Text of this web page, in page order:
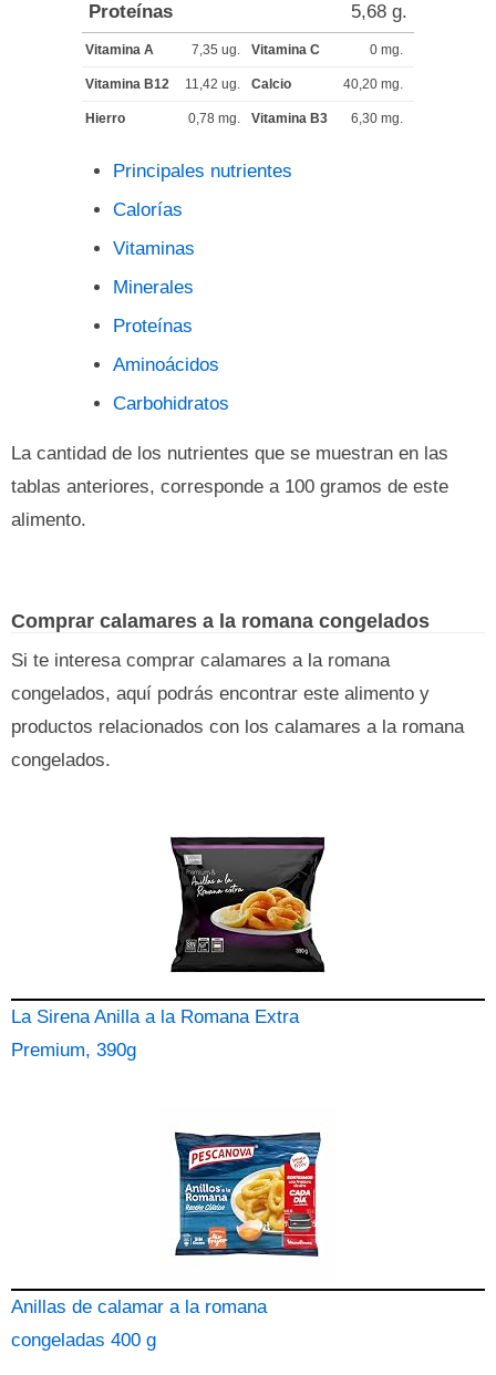
Proteínas
5,68 g.
Vitamina A 7,35 ug. Vitamina C 0 mg.
Vitamina B12 11,42 ug. Calcio 40,20 mg.
Hierro 0,78 mg. Vitamina B3 6,30 mg.
Principales nutrientes
Calorías
Vitaminas
Minerales
Proteínas
Aminoácidos
Carbohidratos
La cantidad de los nutrientes que se muestran en las
tablas anteriores, corresponde a 100 gramos de este
alimento.
Comprar calamares a la romana congelados
Si te interesa comprar calamares a la romana
congelados, aquí podrás encontrar este alimento y
productos relacionados con los calamares a la romana
congelados.
La Sirena Anilla a la Romana Extra
Premium, 390g
Anillas de calamar a la romana
congeladas 400 g